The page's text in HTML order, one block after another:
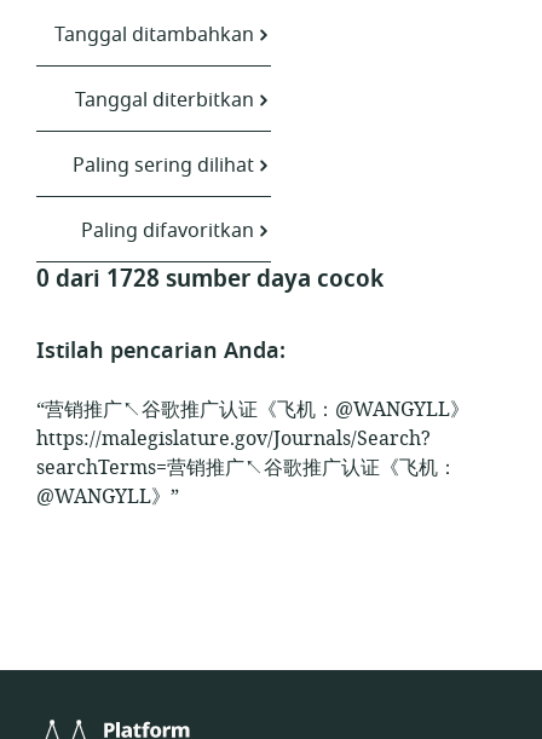
Tanggal ditambahkan
Tanggal diterbitkan
Paling sering dilihat
Paling difavoritkan
0 dari 1728 sumber daya cocok
Istilah pencarian Anda:
“营销推广↖谷歌推广认证《飞机：@WANGYLL》
https://malegislature.gov/Journals/Search?
searchTerms=营销推广↖谷歌推广认证《飞机：
@WANGYLL》”